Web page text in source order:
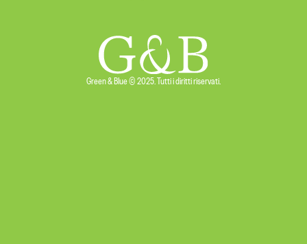
Green & Blue © 2025. Tutti i diritti riservati.